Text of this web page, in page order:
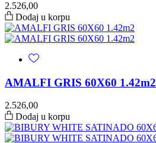
2.526,00
Dodaj u korpu
AMALFI GRIS 60X60 1.42m2
2.526,00
Dodaj u korpu